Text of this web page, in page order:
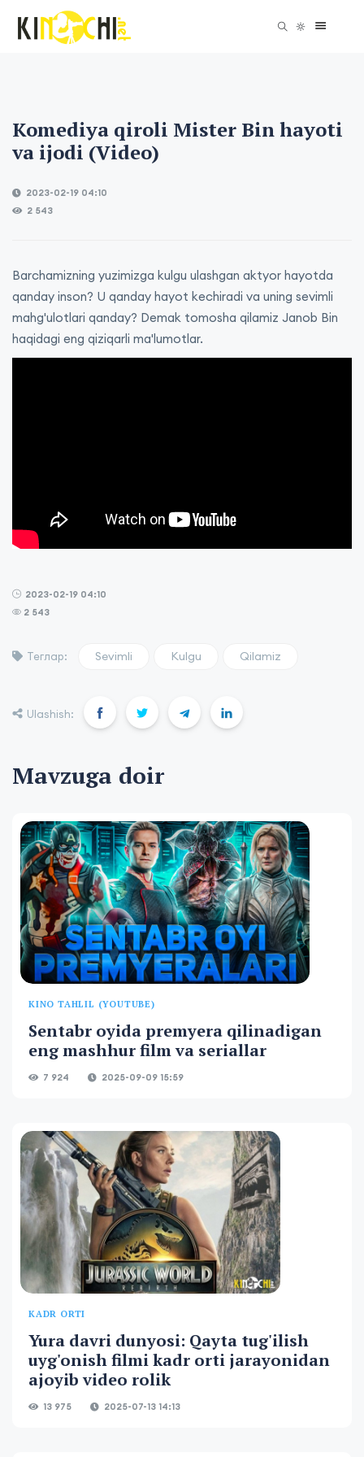
Komediya qiroli Mister Bin hayoti
va ijodi (Video)
2023-02-19 04:10
2 543
Barchamizning yuzimizga kulgu ulashgan aktyor hayotda
qanday inson? U qanday hayot kechiradi va uning sevimli
mahg'ulotlari qanday? Demak tomosha qilamiz Janob Bin
haqidagi eng qiziqarli ma'lumotlar.
2023-02-19 04:10
2 543
Теглар: Sevimli Kulgu Qilamiz
Ulashish:
Mavzuga doir
KINO TAHLIL (YOUTUBE)
Sentabr oyida premyera qilinadigan
eng mashhur film va seriallar
7 924 2025-09-09 15:59
KADR ORTI
Yura davri dunyosi: Qayta tug'ilish
uyg'onish filmi kadr orti jarayonidan
ajoyib video rolik
13 975 2025-07-13 14:13